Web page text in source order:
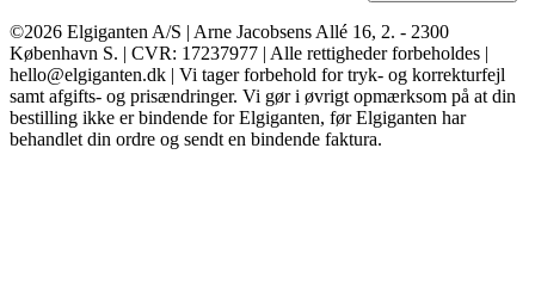
©2026 Elgiganten A/S | Arne Jacobsens Allé 16, 2. - 2300
København S. | CVR: 17237977 | Alle rettigheder forbeholdes |
hello@elgiganten.dk | Vi tager forbehold for tryk- og korrekturfejl
samt afgifts- og prisændringer. Vi gør i øvrigt opmærksom på at din
bestilling ikke er bindende for Elgiganten, før Elgiganten har
behandlet din ordre og sendt en bindende faktura.